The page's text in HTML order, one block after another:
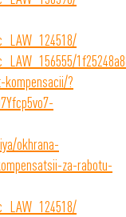
?
okhrana-
za-rabotu-